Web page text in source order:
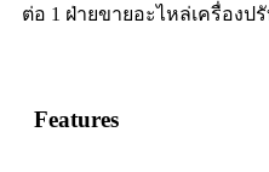
ต่อ 1 ฝ่ายขายอะไหล่เครื่องป
Features